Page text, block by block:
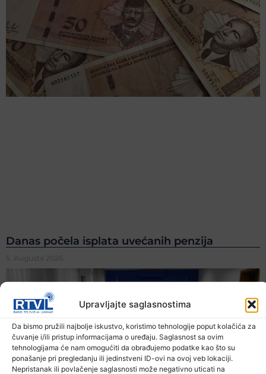
Upravljajte saglasnostima
Da bismo pružili najbolje iskustvo, koristimo tehnologije poput kolačića za
čuvanje i/ili pristup informacijama o uređaju. Saglasnost sa ovim
tehnologijama će nam omogućiti da obrađujemo podatke kao što su
ponašanje pri pregledanju ili jedinstveni ID-ovi na ovoj veb lokaciji.
Nepristanak ili povlačenje saglasnosti može negativno uticati na
Danas počela isplata uvećanih penzija
5. Augusta 2026.